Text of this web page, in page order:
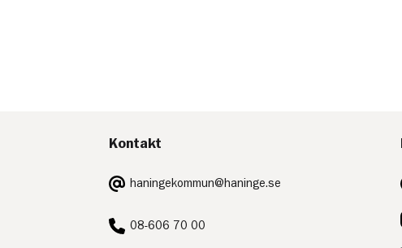
Kontakt
E-
post:
haningekommun@haninge.se
Telefon:
08-606 70 00